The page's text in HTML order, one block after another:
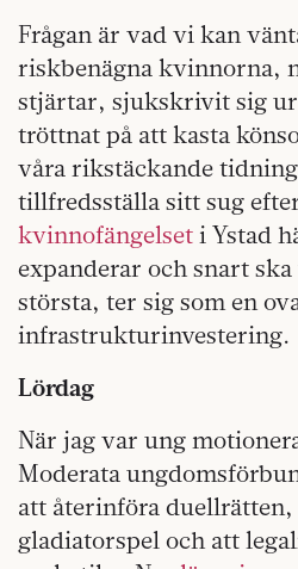
Frågan är vad vi kan
riskbenägna kvinnorna,
stjärtar, sjukskrivit sig
tröttnat på att kasta
våra rikstäckande
tillfredsställa sitt sug
kvinnofängelset i Ystad
expanderar och snart
största, ter sig som en
infrastrukturinvestering.
Lördag
När jag var ung
Moderata
att återinföra
gladiatorspel och att